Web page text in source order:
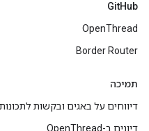
GitHub
OpenThread
Border Router
תמיכה
דיווחים על באגים ובקשות
דיונים ב-OpenThread